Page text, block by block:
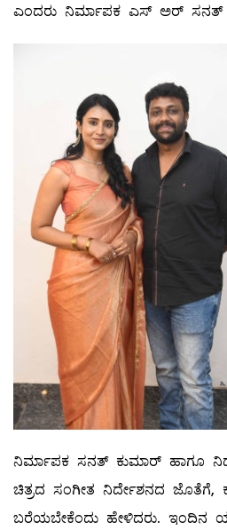
ಎಂದರು ನಿರ್ಮಾಪಕ ಎಸ್ ಅರ್ ಸನತ್
ನಿರ್ಮಾಪಕ ಸನತ್ ಕುಮಾರ್ ಹಾಗೂ
ಚಿತ್ರದ ಸಂಗೀತ ನಿರ್ದೇಶನದ ಜೊತೆಗೆ,
ಬರೆಯಬೇಕೆಂದು ಹೇಳಿದರು. ಇಂದಿನ